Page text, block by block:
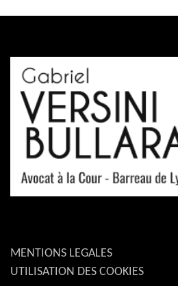
MENTIONS LEGALES
UTILISATION DES COOKIES